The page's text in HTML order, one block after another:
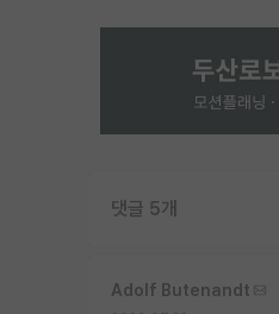
댓글 5개
Adolf Butenandt